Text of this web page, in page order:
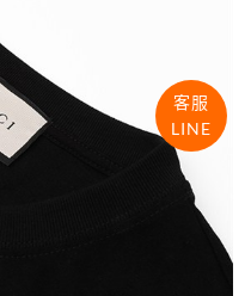
客服
LINE